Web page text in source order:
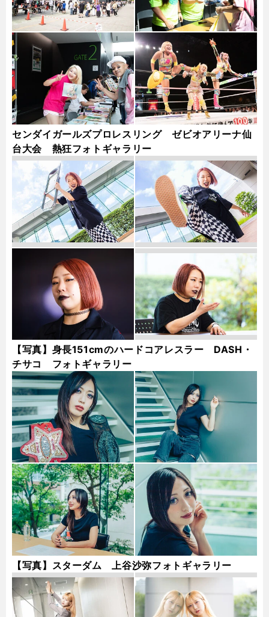
センダイガールズプロレスリング ゼビオアリーナ仙
台大会 熱狂フォトギャラリー
【写真】身長151cmのハードコアレスラー DASH・
チサコ フォトギャラリー
【写真】スターダム 上谷沙弥フォトギャラリー